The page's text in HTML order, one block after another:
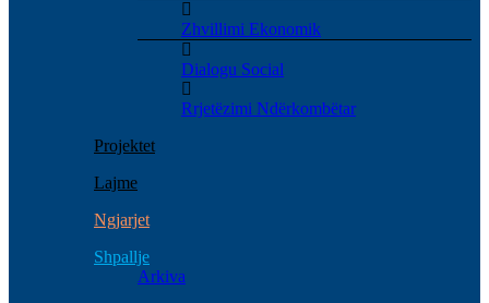
Zhvillimi Ekonomik
Dialogu Social
Rrjetëzimi Ndërkombëtar
Projektet
Lajme
Ngjarjet
Shpallje
Arkiva